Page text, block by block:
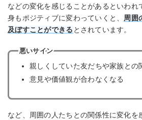
などの変化を感じることがあるといわれ
身もポジティブに変わっていくと、 周囲
及ぼすことができる とされています。
悪いサイン
親しくしていた友だちや家族との
意見や価値観が合わなくなる
など、周囲の人たちとの関係性に変化を